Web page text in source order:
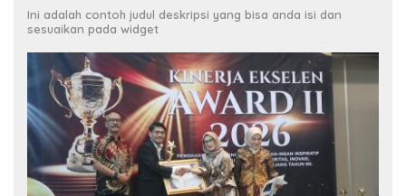
Ini adalah contoh judul deskripsi yang bisa anda isi dan
sesuaikan pada widget